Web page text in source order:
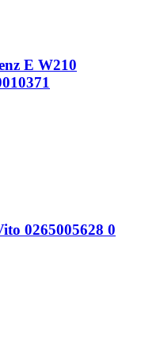
E W210
0265005628 0